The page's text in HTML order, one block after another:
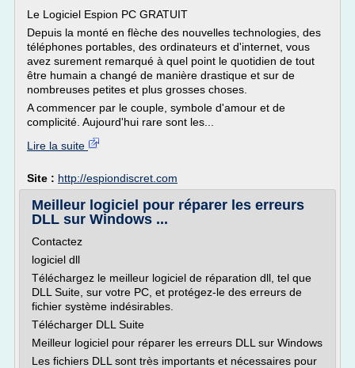
Le Logiciel Espion PC GRATUIT
Depuis la monté en flèche des nouvelles technologies, des
téléphones portables, des ordinateurs et d'internet, vous
avez surement remarqué à quel point le quotidien de tout
être humain a changé de manière drastique et sur de
nombreuses petites et plus grosses choses.
A commencer par le couple, symbole d'amour et de
complicité. Aujourd'hui rare sont les...
Lire la suite
Site : http://espiondiscret.com
Meilleur logiciel pour réparer les erreurs
DLL sur Windows ...
Contactez
logiciel dll
Téléchargez le meilleur logiciel de réparation dll, tel que
DLL Suite, sur votre PC, et protégez-le des erreurs de
fichier système indésirables.
Télécharger DLL Suite
Meilleur logiciel pour réparer les erreurs DLL sur Windows
Les fichiers DLL sont très importants et nécessaires pour